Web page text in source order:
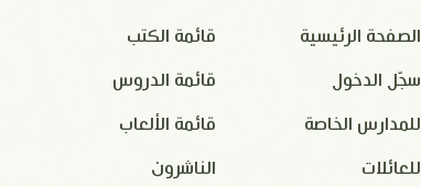
الصفحة الرئيسية
سجّل الدخول
للمدارس الخاصة
للعائلات
قائمة الكتب
قائمة الدروس
قائمة الألعاب
الناشرون